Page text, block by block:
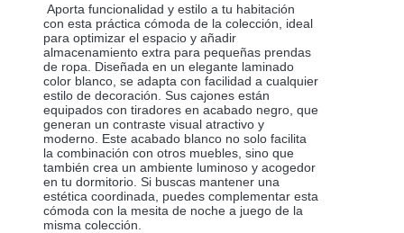
Aporta funcionalidad y estilo a tu habitación
con esta práctica cómoda de la colección, ideal
para optimizar el espacio y añadir
almacenamiento extra para pequeñas prendas
de ropa. Diseñada en un elegante laminado
color blanco, se adapta con facilidad a cualquier
estilo de decoración. Sus cajones están
equipados con tiradores en acabado negro, que
generan un contraste visual atractivo y
moderno. Este acabado blanco no solo facilita
la combinación con otros muebles, sino que
también crea un ambiente luminoso y acogedor
en tu dormitorio. Si buscas mantener una
estética coordinada, puedes complementar esta
cómoda con la mesita de noche a juego de la
misma colección.